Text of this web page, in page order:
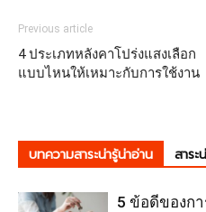
Previous article
4 ประเภทหลังคาโปร่งแสงเลือก
แบบไหนให้เหมาะกับการใช้งาน
บทความสาระน่ารู้น่าอ่าน สาระ
5 ข้อดีของกา